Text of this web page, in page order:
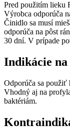
Pred použitím lieku
Výrobca odporúča
Činidlo sa musí
odporúča na pôst
30 dní. V prípade
Indikácie
Odporúča sa použiť
Vhodný aj na
baktériám.